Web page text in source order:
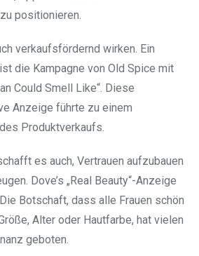
positionieren.
verkaufsfördernd wirken. Ein
die Kampagne von Old Spice mit
Could Smell Like“. Diese
Anzeige führte zu einem
Produktverkaufs.
es auch, Vertrauen aufzubauen
Dove’s „Real Beauty“-Anzeige
Botschaft, dass alle Frauen schön
Alter oder Hautfarbe, hat vielen
geboten.